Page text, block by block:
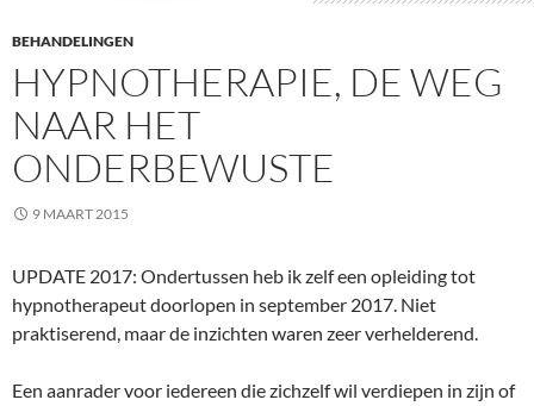
BEHANDELINGEN
HYPNOTHERAPIE, DE WEG
NAAR HET
ONDERBEWUSTE
9 MAART 2015
UPDATE 2017: Ondertussen heb ik zelf een opleiding tot
hypnotherapeut doorlopen in september 2017. Niet
praktiserend, maar de inzichten waren zeer verhelderend.
Een aanrader voor iedereen die zichzelf wil verdiepen in zijn of